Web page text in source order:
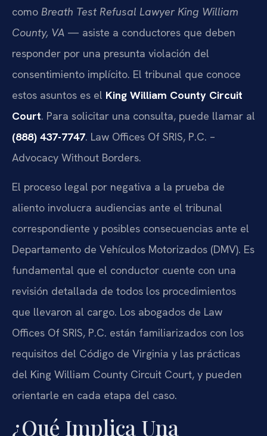
como Breath Test Refusal Lawyer King William
County, VA — asiste a conductores que deben
responder por una presunta violación del
consentimiento implícito. El tribunal que conoce
estos asuntos es el King William County Circuit
Court. Para solicitar una consulta, puede llamar al
(888) 437-7747. Law Offices Of SRIS, P.C. –
Advocacy Without Borders.
El proceso legal por negativa a la prueba de
aliento involucra audiencias ante el tribunal
correspondiente y posibles consecuencias ante el
Departamento de Vehículos Motorizados (DMV). Es
fundamental que el conductor cuente con una
revisión detallada de todos los procedimientos
que llevaron al cargo. Los abogados de Law
Offices Of SRIS, P.C. están familiarizados con los
requisitos del Código de Virginia y las prácticas
del King William County Circuit Court, y pueden
orientarle en cada etapa del caso.
¿Qué Implica Una